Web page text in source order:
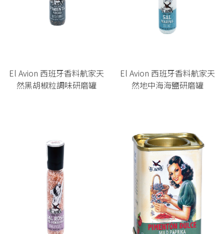
El Avion 西班牙香料航家天
然黑胡椒粒調味研磨罐
El Avion 西班牙香料航家天
然地中海海鹽研磨罐